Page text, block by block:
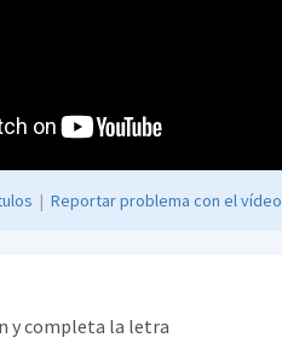
| Reportar problema con el vídeo
y completa la letra